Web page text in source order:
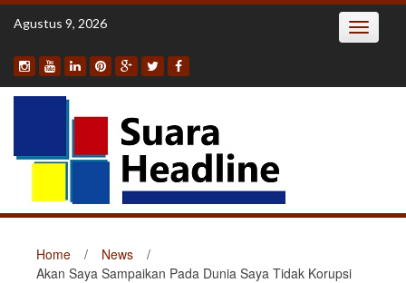
Skip
Agustus 9, 2026 Toggle
Home / News
/
Akan Saya Sampaikan Pada Dunia Saya Tidak Korupsi